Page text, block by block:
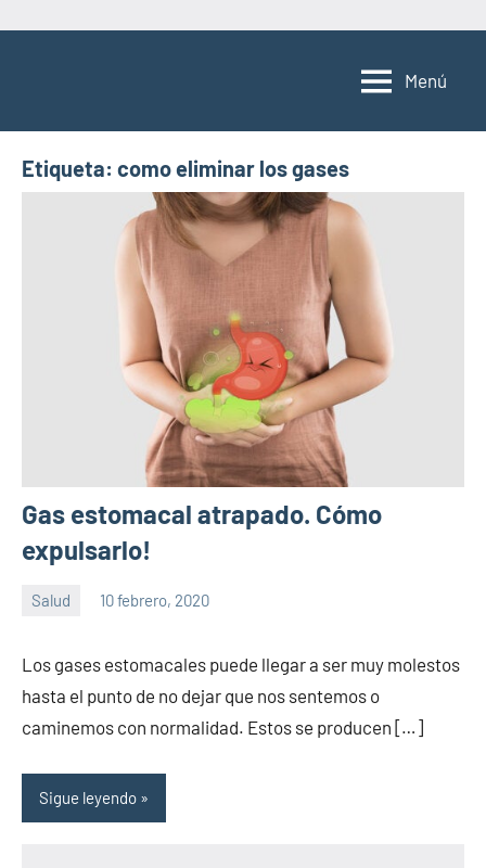
Menú
Etiqueta: como eliminar los gases
Gas estomacal atrapado. Cómo
expulsarlo!
Salud 10 febrero, 2020
la
salud
comentarios
Los gases estomacales puede llegar a ser muy molestos
hasta el punto de no dejar que nos sentemos o
caminemos con normalidad. Estos se producen […]
Sigue leyendo